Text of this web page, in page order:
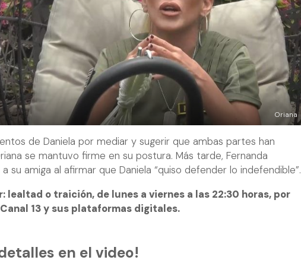
Oriana
de Daniela por mediar y sugerir que ambas partes han
se mantuvo firme en su postura. Más tarde, Fernanda
su amiga al afirmar que Daniela “quiso defender lo indefendible”.
lealtad o traición, de lunes a viernes a las 22:30 horas, por
13 y sus plataformas digitales.
en el video!